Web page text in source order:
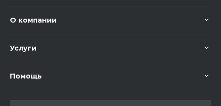
О компании
Услуги
Помощь